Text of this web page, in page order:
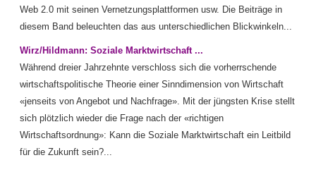
Web 2.0 mit seinen Vernetzungsplattformen usw. Die Beiträge in
diesem Band beleuchten das aus unterschiedlichen Blickwinkeln...
Wirz/Hildmann: Soziale Marktwirtschaft ...
Während dreier Jahrzehnte verschloss sich die vorherrschende
wirtschaftspolitische Theorie einer Sinndimension von Wirtschaft
«jenseits von Angebot und Nachfrage». Mit der jüngsten Krise stellt
sich plötzlich wieder die Frage nach der «richtigen
Wirtschaftsordnung»: Kann die Soziale Marktwirtschaft ein Leitbild
für die Zukunft sein?...